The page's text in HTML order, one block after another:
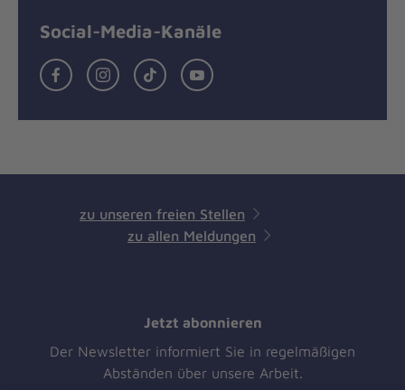
Social-Media-Kanäle
FacebookInstagramTikTok Youtube
zu unseren freien Stellen
zu allen Meldungen
Jetzt abonnieren
Der Newsletter informiert Sie in regelmäßigen
Abständen über unsere Arbeit.